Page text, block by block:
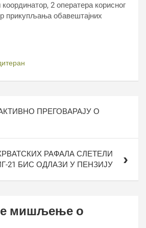
2 оператера корисног
прикупљања обавештајних
ПРЕГОВАРАЈУ О
РАФАЛА СЛЕТЕЛИ
21 БИС ОДЛАЗИ У ПЕНЗИЈУ
мишљење о